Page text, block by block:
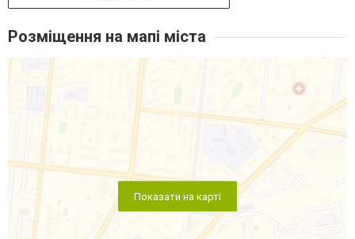
Розміщення на мапі міста
Показати на карті